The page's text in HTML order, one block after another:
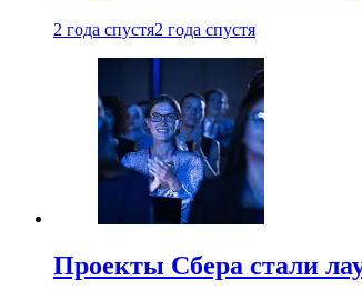
2 года спустя2 года спустя
Проекты Сбера стали